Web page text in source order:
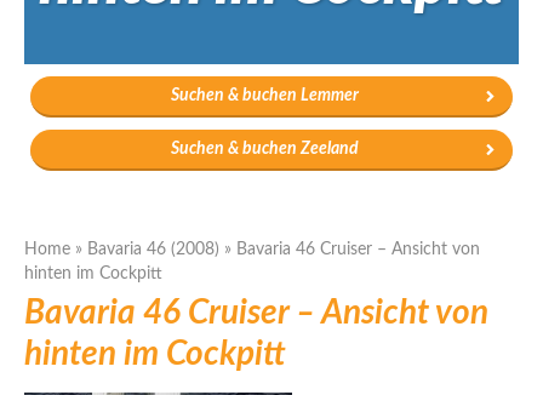
Suchen & buchen Lemmer
Suchen & buchen Zeeland
Home » Bavaria 46 (2008) » Bavaria 46 Cruiser – Ansicht von
hinten im Cockpitt
Bavaria 46 Cruiser – Ansicht von
hinten im Cockpitt